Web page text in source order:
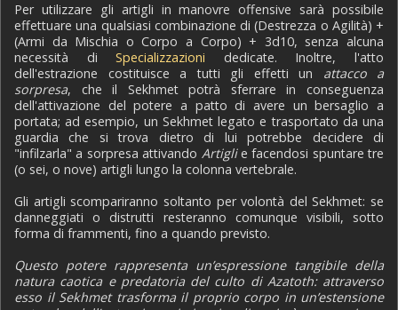
Per utilizzare gli artigli in manovre offensive sarà possibile
effettuare una qualsiasi combinazione di (Destrezza o Agilità) +
(Armi da Mischia o Corpo a Corpo) + 3d10, senza alcuna
necessità diSpecializzazioni dedicate. Inoltre, l'atto
dell'estrazione costituisce a tutti gli effetti un attacco a
sorpresa, che il Sekhmet potrà sferrare in conseguenza
dell'attivazione del potere a patto di avere un bersaglio a
portata; ad esempio, un Sekhmet legato e trasportato da una
guardia che si trova dietro di lui potrebbe decidere di
"infilzarla" a sorpresa attivando Artiglie facendosi spuntare tre
(o sei, o nove) artigli lungo la colonna vertebrale.
Gli artigli scompariranno soltanto per volontà del Sekhmet: se
danneggiati o distrutti resteranno comunque visibili, sotto
forma di frammenti, fino a quando previsto.
Questo potere rappresenta un’espressione tangibile della
natura caotica e predatoria del culto di Azatoth: attraverso
esso il Sekhmet trasforma il proprio corpo in un’estensione